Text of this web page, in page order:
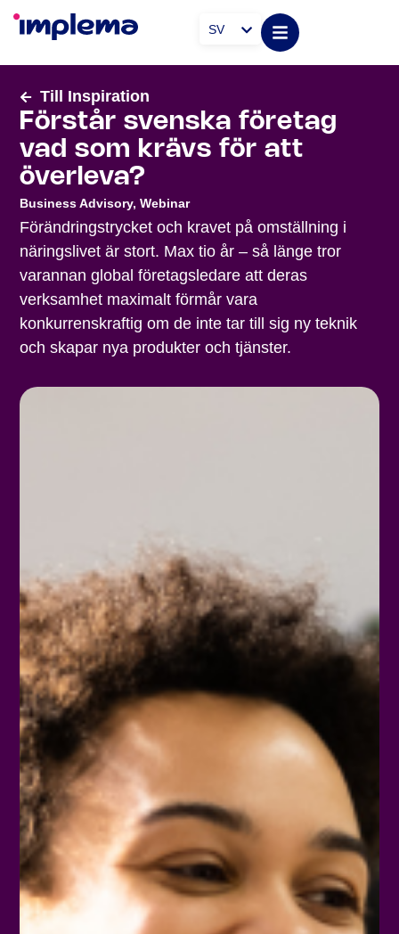
SV
Till Inspiration
Förstår svenska företag
vad som krävs för att
överleva?
Business Advisory,Webinar
Förändringstrycket och kravet på omställning i
näringslivet är stort. Max tio år – så länge tror
varannan global företagsledare att deras
verksamhet maximalt förmår vara
konkurrenskraftig om de inte tar till sig ny teknik
och skapar nya produkter och tjänster.